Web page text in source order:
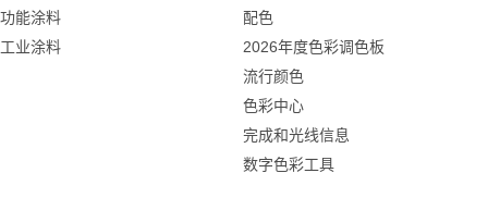
功能涂料
工业涂料
配色
2026年度色彩调色板
流行颜色
色彩中心
完成和光线信息
数字色彩工具